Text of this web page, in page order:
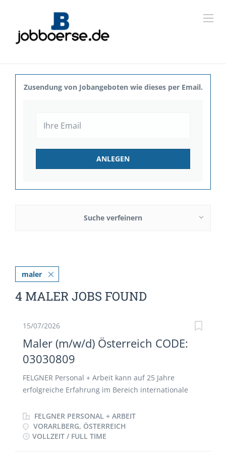
Zusendung von Jobangeboten wie dieses per Email.
Suche verfeinern
maler
4 MALER JOBS FOUND
15/07/2026
Maler (m/w/d) Österreich CODE:
03030809
FELGNER Personal + Arbeit kann auf 25 Jahre
erfolgreiche Erfahrung im Bereich internationale
–ein Personalserviceunternehmen- verfügt über
ausgezeichnete Firmenkontakte. Die Betreuung der
Mitarbeiter ist vorbildlich. Alle Vereinbarungen
FELGNER PERSONAL + ARBEIT
VORARLBERG, ÖSTERREICH
VOLLZEIT / FULL TIME